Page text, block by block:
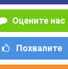
Оцените нас
Похвалите